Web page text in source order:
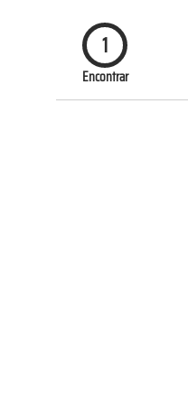
1
Encontrar